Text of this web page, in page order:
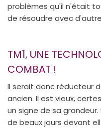
problèmes qu'il n'était
de résoudre avec
TM1, UNE
COMBAT !
Il serait donc réducteur
ancien. Il est vieux,
un signe de sa
de beaux jours devant